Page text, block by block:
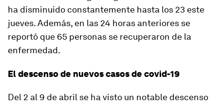
ha disminuido constantemente hasta los 23 este
jueves. Además, en las 24 horas anteriores se
reportó que 65 personas se recuperaron de la
enfermedad.
El descenso de nuevos casos de covid-19
Del 2 al 9 de abril se ha visto un notable descenso